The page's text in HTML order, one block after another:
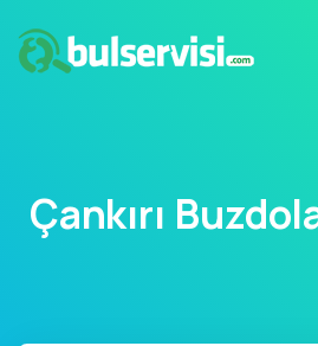
Çankırı